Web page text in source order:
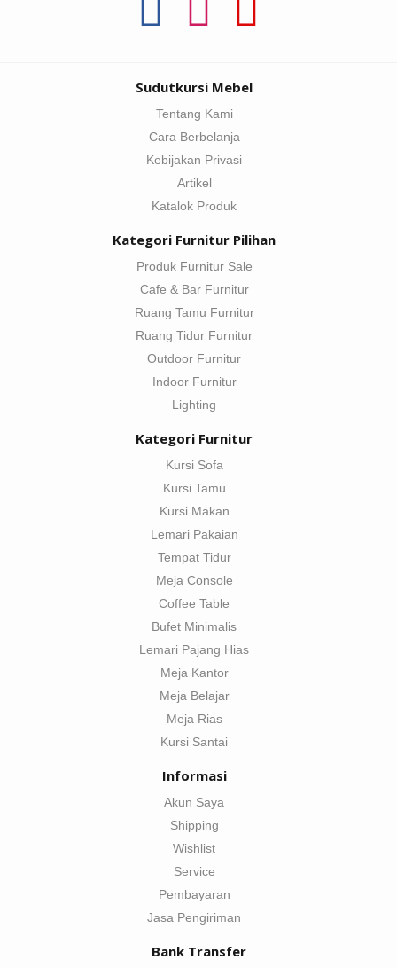
Sudutkursi Mebel
Tentang Kami
Cara Berbelanja
Kebijakan Privasi
Artikel
Katalok Produk
Kategori Furnitur Pilihan
Produk Furnitur Sale
Cafe & Bar Furnitur
Ruang Tamu Furnitur
Ruang Tidur Furnitur
Outdoor Furnitur
Indoor Furnitur
Lighting
Kategori Furnitur
Kursi Sofa
Kursi Tamu
Kursi Makan
Lemari Pakaian
Tempat Tidur
Meja Console
Coffee Table
Bufet Minimalis
Lemari Pajang Hias
Meja Kantor
Meja Belajar
Meja Rias
Kursi Santai
Informasi
Akun Saya
Shipping
Wishlist
Service
Pembayaran
Jasa Pengiriman
Bank Transfer